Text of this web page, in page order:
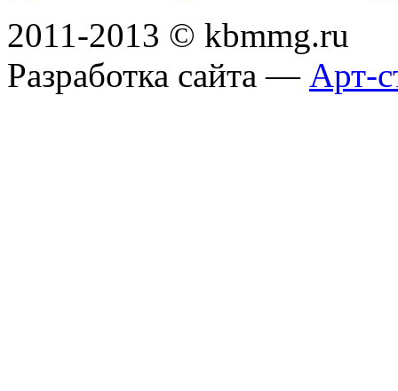
2011-2013 © kbmmg.ru
Разработка сайта — Арт-